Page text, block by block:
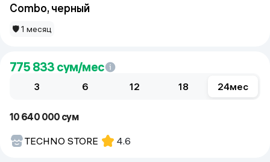
Combo, черный
🛡 1 месяц
775 833 сум/мес
3 6 12 18 24мес
10 640 000 сум
TECHNO STORE
4.6